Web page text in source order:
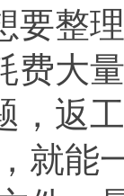
要整
费大
，返
就能